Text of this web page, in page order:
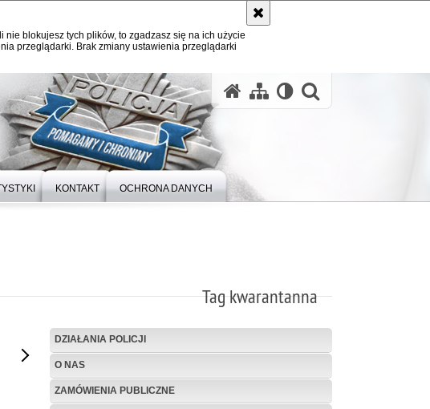
blokujesz tych plików, to zgadzasz się na ich użycie
przeglądarki. Brak zmiany ustawienia przeglądarki
KONTAKT OCHRONA DANYCH
Tag kwarantanna
DZIAŁANIA POLICJI
O NAS
ZAMÓWIENIA PUBLICZNE